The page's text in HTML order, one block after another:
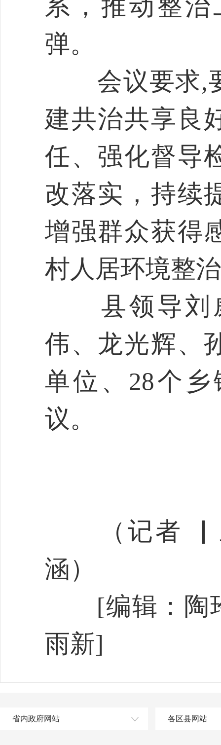
系，推动整
弹。
会议要求,要
建共治共享良
任、强化督导
改落实，持续
增强群众获得
村人居环境整
县领导刘威
伟、龙光辉、
单位、28个
议。
（ 记者 ▏
涵）
[编辑：陶
雨新]
省内政府网站 各区县网站